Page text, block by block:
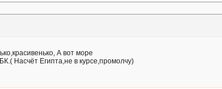
А вот море
Насчёт Египта,не в курсе,промолчу)